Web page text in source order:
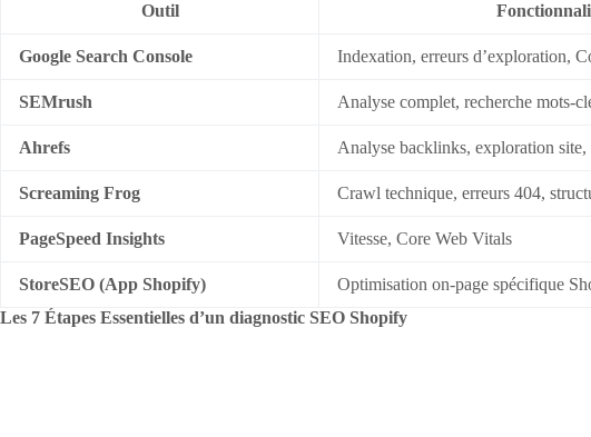
Outil
Google Search Console Indexation, erreurs d’exploration,
SEMrush Analyse complet, recherche mots-
Ahrefs Analyse backlinks, exploration site,
Screaming Frog Crawl technique, erreurs 404,
PageSpeed Insights Vitesse, Core Web Vitals
StoreSEO (App Shopify) Optimisation on-page spécifique
Les 7 Étapes Essentielles d’un diagnostic SEO Shopify